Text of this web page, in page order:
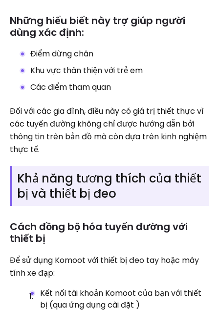
Những hiểu biết này trợ giúp người
dùng xác định:
Điểm dừng chân
Khu vực thân thiện với trẻ em
Các điểm tham quan
Đối với các gia đình, điều này có giá trị thiết thực vì
các tuyến đường không chỉ được hướng dẫn bởi
thông tin trên bản đồ mà còn dựa trên kinh nghiệm
thực tế.
Khả năng tương thích của thiết
bị và thiết bị đeo
Cách đồng bộ hóa tuyến đường với
thiết bị
Để sử dụng Komoot với thiết bị đeo tay hoặc máy
tính xe đạp:
Kết nối tài khoản Komoot của bạn với thiết
bị (qua ứng dụng cài đặt )